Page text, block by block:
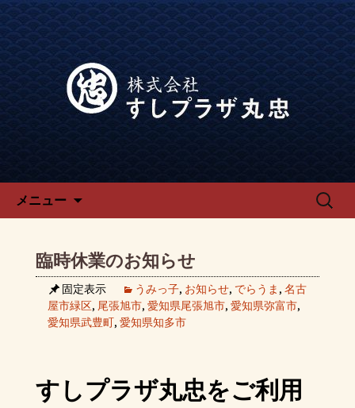
宴会、飲み会なら回転寿司「で
らうま」のブログ
宴会、飲み会なら回転寿司「でらう
ま」の公式ブログです。
メニュー
検
臨時休業のお知らせ
固定表示 うみっ子, お知らせ, でらうま , 名古
屋市緑区, 尾張旭市, 愛知県尾張旭市, 愛知県弥富市,
愛知県武豊町, 愛知県知多市
すしプラザ丸忠をご利用